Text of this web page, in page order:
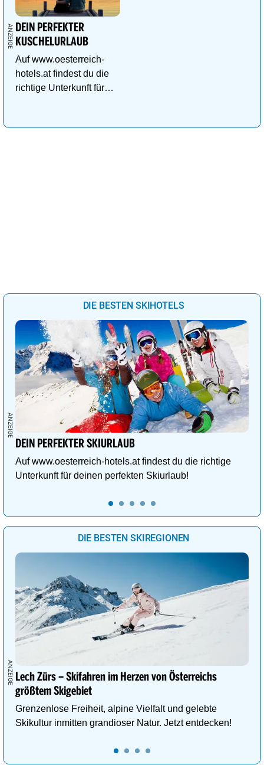
DEIN PERFEKTER
KUSCHELURLAUB
Auf www.oesterreich-
hotels.at findest du die
richtige Unterkunft für
DIE BESTEN SKIHOTELS
DEIN PERFEKTER SKIURLAUB
Auf www.oesterreich-hotels.at findest du die richtige
Unterkunft für deinen perfekten Skiurlaub!
DIE BESTEN SKIREGIONEN
Lech Zürs – Skifahren im Herzen von Österreichs
größtem Skigebiet
Grenzenlose Freiheit, alpine Vielfalt und gelebte
Skikultur inmitten grandioser Natur. Jetzt entdecken!